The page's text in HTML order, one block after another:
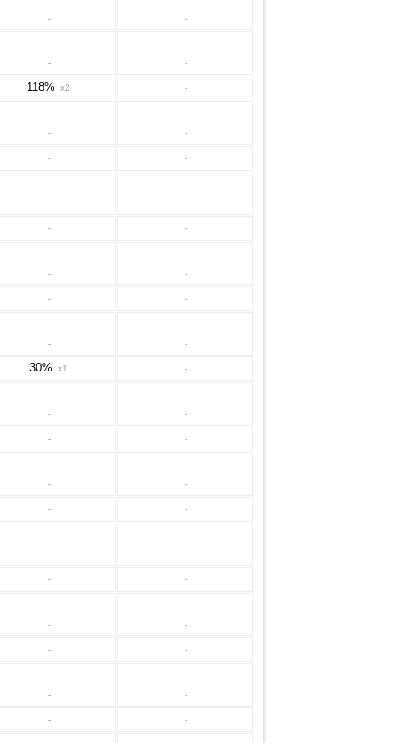
- -
- -
118% x2 -
- -
- -
- -
- -
- -
- -
- -
30% x1 -
- -
- -
- -
- -
- -
- -
- -
- -
- -
- -